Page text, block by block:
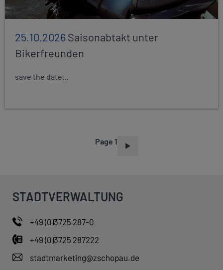
25.10.2026Saisonabtakt unter
Bikerfreunden
save the date...
Page 1
STADTVERWALTUNG
+49 (0)3725 287-0
+49 (0)3725 287222
stadtmarketing@zschopau.de